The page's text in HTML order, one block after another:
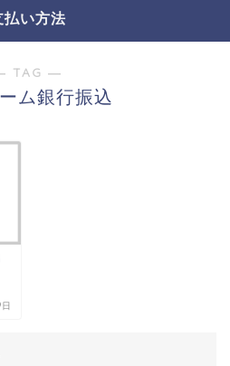
払い方法
TAG ―
ム銀行振込